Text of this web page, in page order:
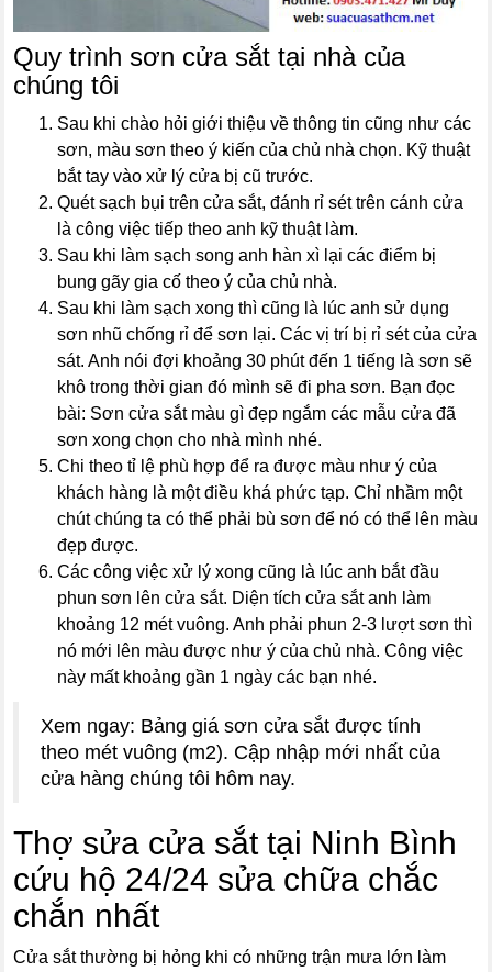
Quy trình sơn cửa sắt tại nhà của
chúng tôi
Sau khi chào hỏi giới thiệu về thông tin cũng như các
sơn, màu sơn theo ý kiến của chủ nhà chọn. Kỹ thuật
bắt tay vào xử lý cửa bị cũ trước.
Quét sạch bụi trên cửa sắt, đánh rỉ sét trên cánh cửa
là công việc tiếp theo anh kỹ thuật làm.
Sau khi làm sạch song anh hàn xì lại các điểm bị
bung gãy gia cố theo ý của chủ nhà.
Sau khi làm sạch xong thì cũng là lúc anh sử dụng
sơn nhũ chống rỉ để sơn lại. Các vị trí bị rỉ sét của cửa
sát. Anh nói đợi khoảng 30 phút đến 1 tiếng là sơn sẽ
khô trong thời gian đó mình sẽ đi pha sơn. Bạn đọc
bài: Sơn cửa sắt màu gì đẹp ngắm các mẫu cửa đã
sơn xong chọn cho nhà mình nhé.
Chi theo tỉ lệ phù hợp để ra được màu như ý của
khách hàng là một điều khá phức tạp. Chỉ nhầm một
chút chúng ta có thể phải bù sơn để nó có thể lên màu
đẹp được.
Các công việc xử lý xong cũng là lúc anh bắt đầu
phun sơn lên cửa sắt. Diện tích cửa sắt anh làm
khoảng 12 mét vuông. Anh phải phun 2-3 lượt sơn thì
nó mới lên màu được như ý của chủ nhà. Công việc
này mất khoảng gần 1 ngày các bạn nhé.
Xem ngay: Bảng giá sơn cửa sắt được tính
theo mét vuông (m2). Cập nhập mới nhất của
cửa hàng chúng tôi hôm nay.
Thợ sửa cửa sắt tại Ninh Bình
cứu hộ 24/24 sửa chữa chắc
chắn nhất
Cửa sắt thường bị hỏng khi có những trận mưa lớn làm